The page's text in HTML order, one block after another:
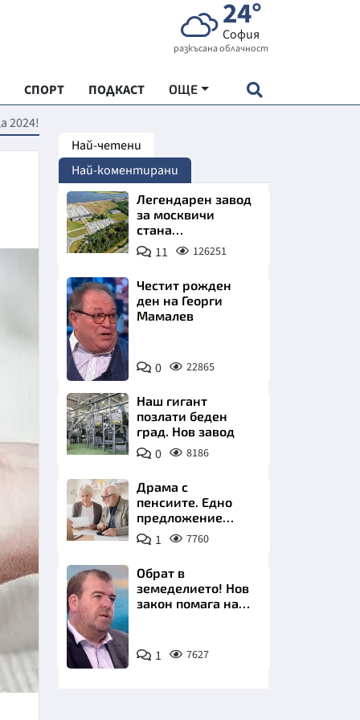
24°
София
разкъсана облачност
СПОРТ ПОДКАСТ ОЩЕ
"ЧУДЕСАТА НА БЪЛГАРИЯ"
ХРАНА
ИКОНОМИКА
2024!
Най-четени
Най-коментирани
Легендарен завод
за москвичи
стана
индустриално
чудо. Позлатява
11 126251
Снимка:
БНТ
Честит рожден
ден на Георги
Мамалев
0 22865
Наш гигант
позлати беден
град. Нов завод
0 8186
Драма с
пенсиите. Едно
предложение
удря над 800 000
българи
1 7760
Снимка:
бТВ
Обрат в
земеделието! Нов
закон помага на
1 7627